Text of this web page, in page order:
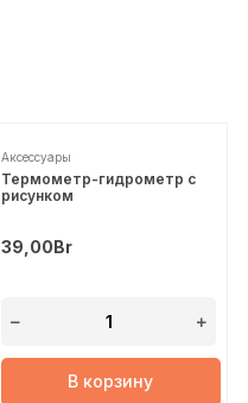
Аксессуары
Термометр-гидрометр с
рисунком
39,00Br
В корзину